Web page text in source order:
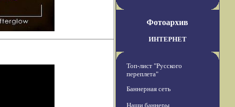
Фотоархив
ИНТЕРНЕТ
Топ-лист "Русского
переплета"
Баннерная сеть
Наши баннеры